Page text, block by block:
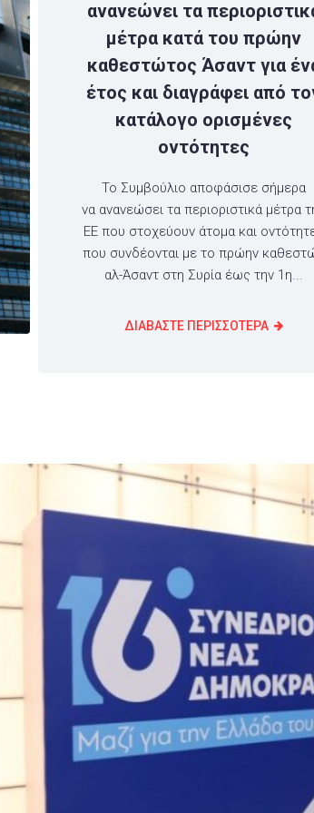
ανανεώνει τα
μέτρα κατά του πρώην
καθεστώτος Άσαντ για
έτος και διαγράφει από
κατάλογο ορισμένες
οντότητες
Το Συμβούλιο αποφάσισε σήμερα
να ανανεώσει τα περιοριστικά μέτρα
ΕΕ που στοχεύουν άτομα και
που συνδέονται με το πρώην
αλ-Άσαντ στη Συρία έως την 1η...
ΔΙΑΒΑΣΤΕ ΠΕΡΙΣΣΟΤΕΡΑ